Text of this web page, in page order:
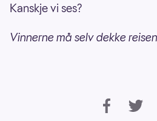
Kanskje vi ses?
Vinnerne må selv dekke